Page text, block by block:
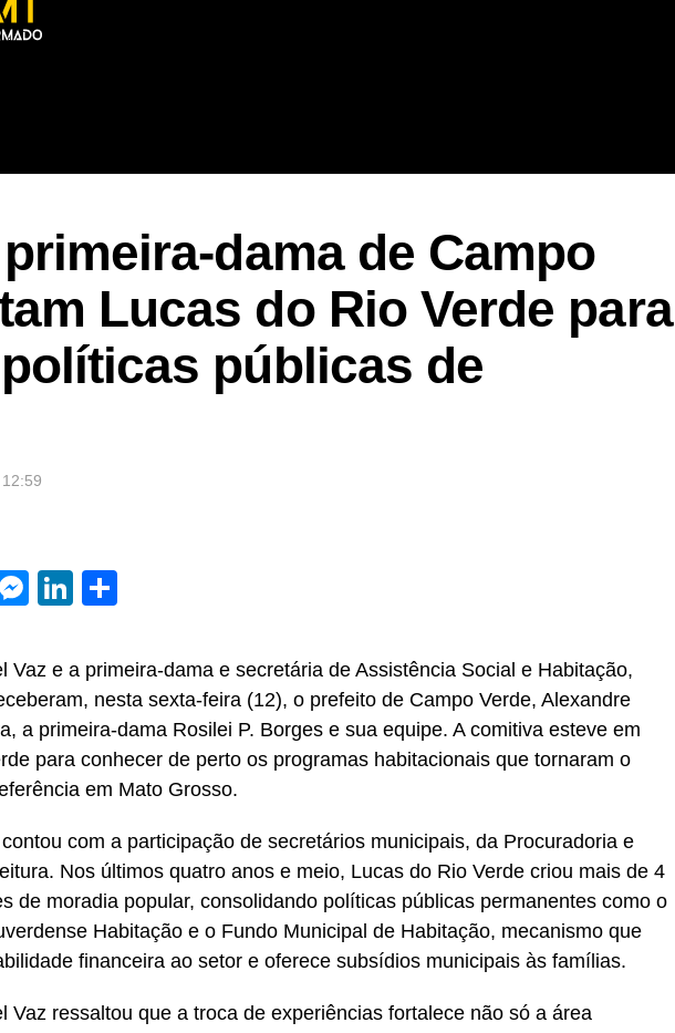
dama de Campo
Lucas do Rio Verde para
públicas de
TwitterMessenger
LinkedIn
Vaz e a primeira-dama e secretária de Assistência Social e Habitação,
nesta sexta-feira (12), o prefeito de Campo Verde, Alexandre
a primeira-dama Rosilei P. Borges e sua equipe. A comitiva esteve em
para conhecer de perto os programas habitacionais que tornaram o
em Mato Grosso.
com a participação de secretários municipais, da Procuradoria e
Nos últimos quatro anos e meio, Lucas do Rio Verde criou mais de 4
de moradia popular, consolidando políticas públicas permanentes como o
Habitação e o Fundo Municipal de Habitação, mecanismo que
financeira ao setor e oferece subsídios municipais às famílias.
Vaz ressaltou que a troca de experiências fortalece não só a área